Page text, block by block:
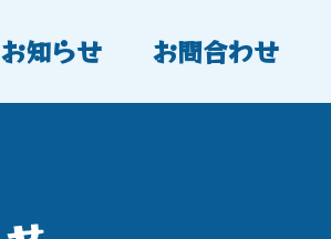
お知らせ お問合わせ